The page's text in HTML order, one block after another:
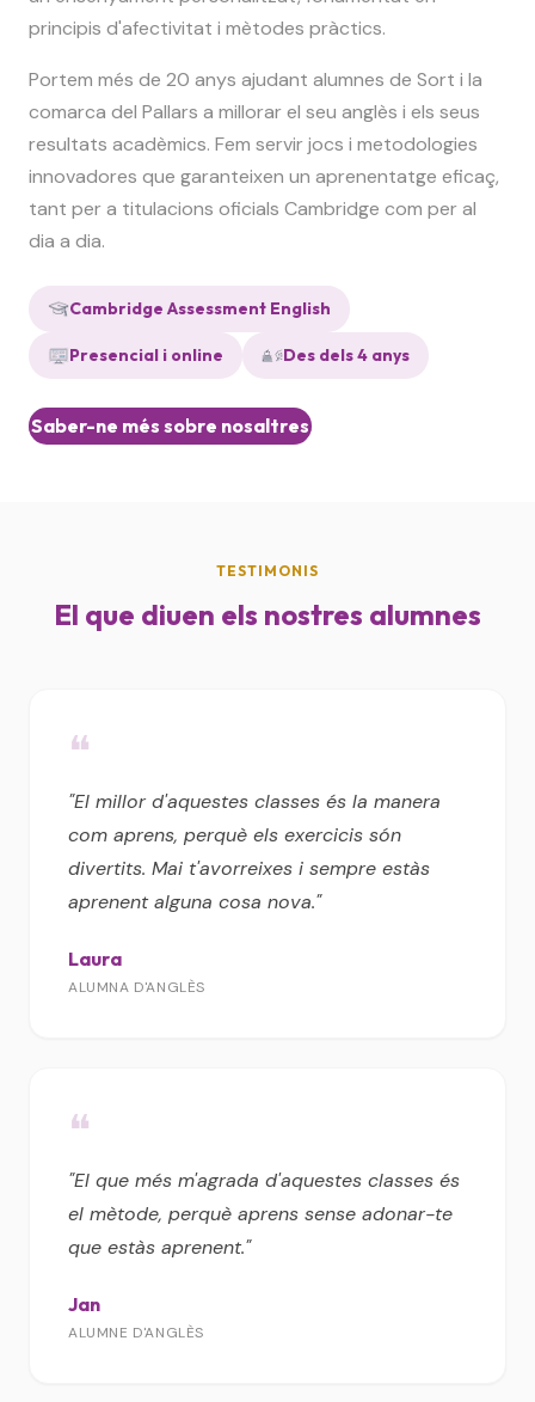
principis d'afectivitat i mètodes pràctics.
Portem més de 20 anys ajudant alumnes de Sort i la
comarca del Pallars a millorar el seu anglès i els seus
resultats acadèmics. Fem servir jocs i metodologies
innovadores que garanteixen un aprenentatge eficaç,
tant per a titulacions oficials Cambridge com per al
dia a dia.
Cambridge Assessment English
Presencial i online Des dels 4 anys
Saber-ne més sobre nosaltres
TESTIMONIS
El que diuen els nostres alumnes
❝
"El millor d'aquestes classes és la manera
com aprens, perquè els exercicis són
divertits. Mai t'avorreixes i sempre estàs
aprenent alguna cosa nova."
Laura
ALUMNA D'ANGLÈS
❝
"El que més m'agrada d'aquestes classes és
el mètode, perquè aprens sense adonar-te
que estàs aprenent."
Jan
ALUMNE D'ANGLÈS